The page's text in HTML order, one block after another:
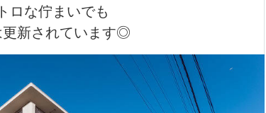
ロな佇まいでも
更新されています◎